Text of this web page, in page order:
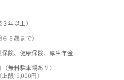
年以上）
５歳まで）
保険、健康保険、厚生年金
無料駐車場あり）
限15,000円）